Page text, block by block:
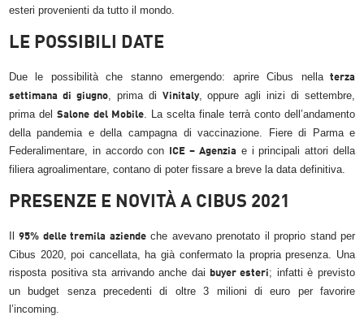
esteri provenienti da tutto il mondo.
LE POSSIBILI DATE
Due le possibilità che stanno emergendo: aprire Cibus nella
terza
settimana di giugno, prima di Vinitaly, oppure agli inizi di settembre,
prima delSalone del Mobile. La scelta finale terrà conto dell’andamento
della pandemia e della campagna di vaccinazione. Fiere di Parma e
Federalimentare, in accordo con
ICE – Agenzia e i principali attori della
filiera agroalimentare, contano di poter fissare a breve la data definitiva.
PRESENZE E NOVITÀ A CIBUS 2021
Il95% delle tremila aziendeche avevano prenotato il proprio stand per
Cibus 2020, poi cancellata, ha già confermato la propria presenza. Una
risposta positiva sta arrivando anche dai
buyer esteri; infatti è previsto
un budget senza precedenti di oltre 3 milioni di euro per favorire
l’incoming.